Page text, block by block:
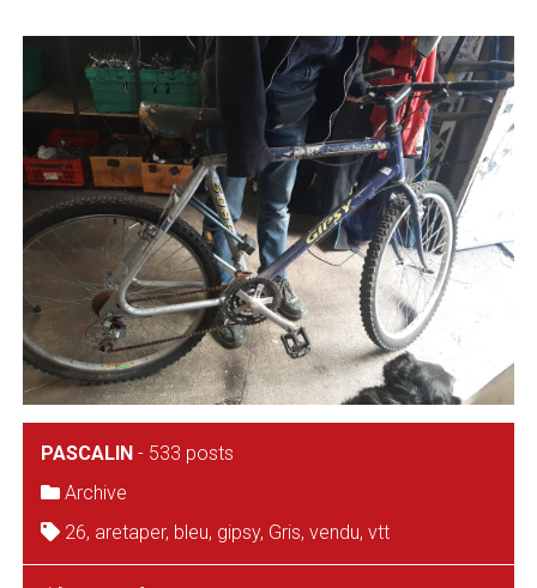
PASCALIN- 533 posts
Archive
26, aretaper, bleu, gipsy, Gris, vendu, vtt